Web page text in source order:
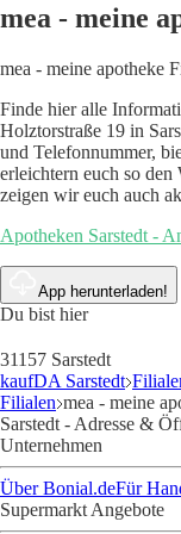
mea - meine
mea - meine apotheke
Finde hier alle
Holztorstraße 19 in
und Telefonnummer,
erleichtern euch so
zeigen wir euch auch
Apotheken Sarstedt -
App herunterladen!
Du bist hier
31157 Sarstedt
kaufDA Sarstedt
Filialen mea - meine
Sarstedt - Adresse &
Unternehmen
Über Bonial.deFür
Supermarkt Angebote